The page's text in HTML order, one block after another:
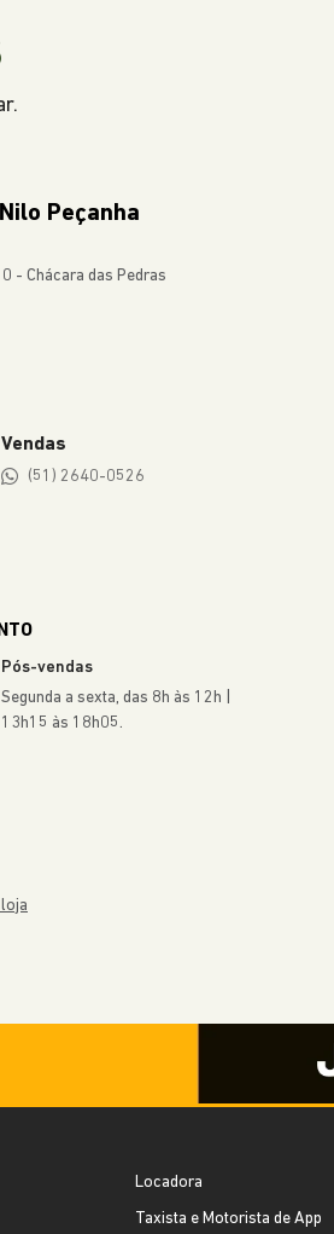
Peçanha
- Chácara das Pedras
Vendas
(51) 2640-0526
Pós-vendas
Segunda a sexta, das 8h às 12h |
13h15 às 18h05.
Locadora
Taxista e Motorista de App